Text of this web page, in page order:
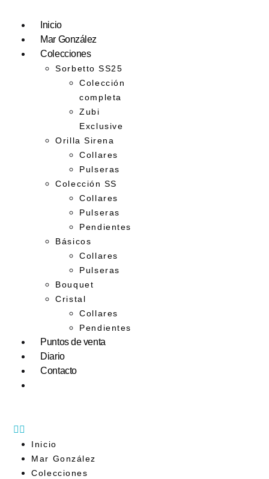
Inicio
Mar González
Colecciones
Sorbetto SS25
Colección
completa
Zubi
Exclusive
Orilla Sirena
Collares
Pulseras
Colección SS
Collares
Pulseras
Pendientes
Básicos
Collares
Pulseras
Bouquet
Cristal
Collares
Pendientes
Puntos de venta
Diario
Contacto
Inicio
Mar González
Colecciones